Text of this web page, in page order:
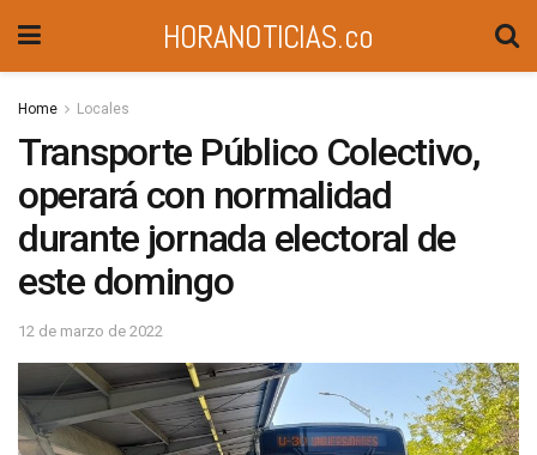
HORANOTICIAS.co
Home Locales
Transporte Público Colectivo,
operará con normalidad
durante jornada electoral de
este domingo
12 de marzo de 2022